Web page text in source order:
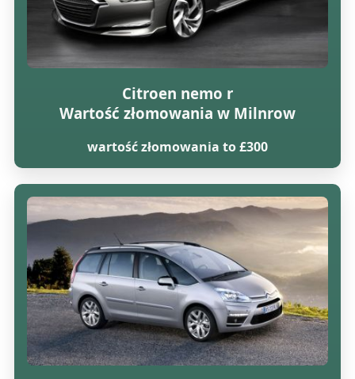
Citroen nemo r
Wartość złomowania w Milnrow
wartość złomowania to £300